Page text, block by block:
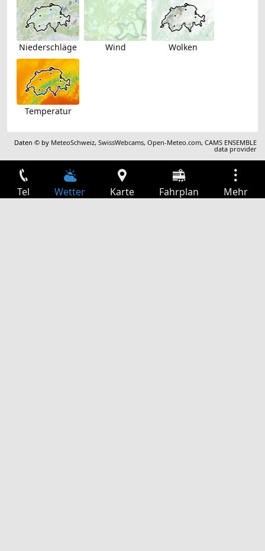
Niederschläge Wind Wolken
Temperatur
Daten © by MeteoSchweiz,SwissWebcams,Open-Meteo.com,CAMS ENSEMBLE
data provider
Tel Wetter Karte Fahrplan Mehr